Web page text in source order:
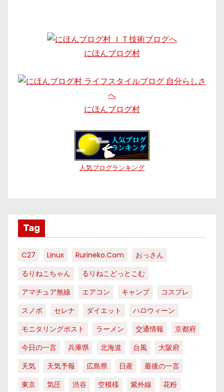
にほんブログ村
にほんブログ村
人気ブログランキング
Tag
C27 Linux Rurineko.com
おっさん
るりねこちゃん
るりねこどっとこむ
アマチュア無線
エアコン キャンプ
コスプレ
スノボ
セレナ ダイエット
ハロウィーン
モニタリングポスト
ラーメン 交通情報
京都府
今日の一言
兵庫県 北海道 台風
大阪府
天気
天気予報 広島県 日産
最後の一言
東京
気圧 渋谷 空模様 紫外線
花粉